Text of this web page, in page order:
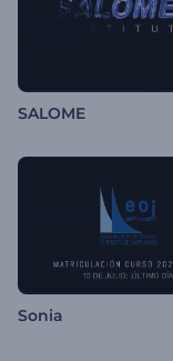
SALOME
Sonia